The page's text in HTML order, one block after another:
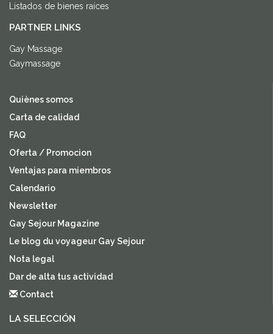
Listados de bienes raíces
PARTNER LINKS
Gay Massage
Gaymassage
Quiènes somos
Carta de calidad
FAQ
Oferta / Promocion
Ventajas para miembros
Calendario
Newsletter
Gay Sejour Magazine
Le blog du voyageur Gay Sejour
Nota legal
Dar de alta tus actividad
Contact
LA SELECCIÓN